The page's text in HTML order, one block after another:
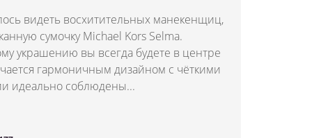
видеть восхитительных манекенщиц,
сумочку Michael Kors Selma.
украшению вы всегда будете в центре
гармоничным дизайном с чёткими
идеально соблюдены...